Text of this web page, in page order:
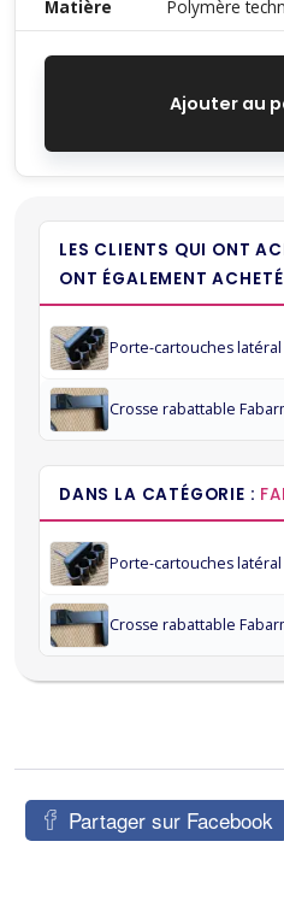
Matière Polymère
Ajouter au
LES CLIENTS QUI ONT
ONT ÉGALEMENT
Porte-cartouches latéral
Crosse rabattable
DANS LA CATÉGORIE :
Porte-cartouches latéral
Crosse rabattable
Partager sur Facebook